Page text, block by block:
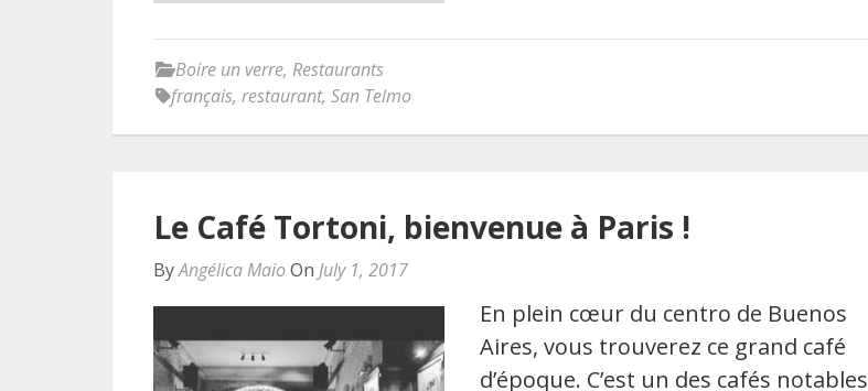
Boire un verre, Restaurants
français, restaurant, San Telmo
Le Café Tortoni, bienvenue à Paris !
ByAngélica Maio On July 1, 2017
En plein cœur du centro de Buenos
Aires, vous trouverez ce grand café
d’époque. C’est un des cafés notables